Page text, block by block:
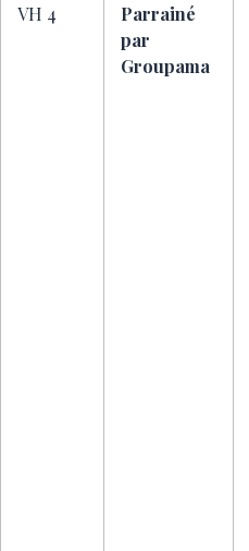
VH 4
Parrainé
par
Groupama